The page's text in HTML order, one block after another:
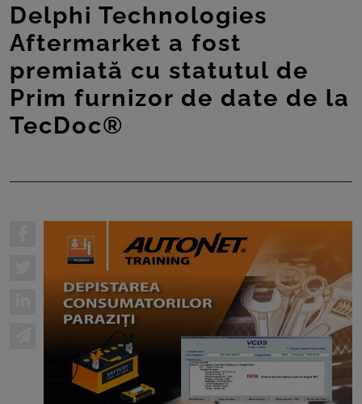
ROOM
CONTACT
Delphi Technologies
Aftermarket a fost
premiată cu statutul de
Prim furnizor de date de la
TecDoc®